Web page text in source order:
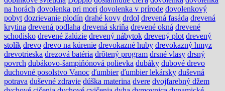
na horách dovolenka pri mori dovolenka v prírode dovolenkový
pobyt dozrievanie plodín drahé kovy drdol drevená fasáda drevená
krytina drevená podlaha drevená skriňa drevené okná drevené
schodisko drevené žalúzie drevený nábytok drevený plot drevený
stolík drevo drevo na kúrenie drevokazné huby drevokazný hmyz
drevotrieska drezová batéria drôtený program drsné vlasy drsný
povrch dubákovo-šampiňónová polievka dubáky dubové drevo
duchovné posolstvo Vanoc ďumbier ďumbier lekársky duševná
potrava duševné zdravie dúška materina dvere dvojfarebný džem